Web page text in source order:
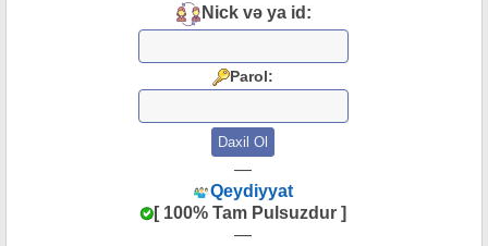
Nick və ya id:
Parol:
—
Qeydiyyat
[ 100% Tam Pulsuzdur ]
—